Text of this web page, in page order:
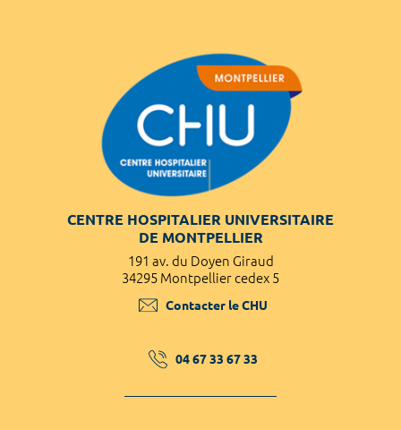
CENTRE HOSPITALIER UNIVERSITAIRE
DE MONTPELLIER
191 av. du Doyen Giraud
34295 Montpellier cedex 5
Contacter le CHU
04 67 33 67 33